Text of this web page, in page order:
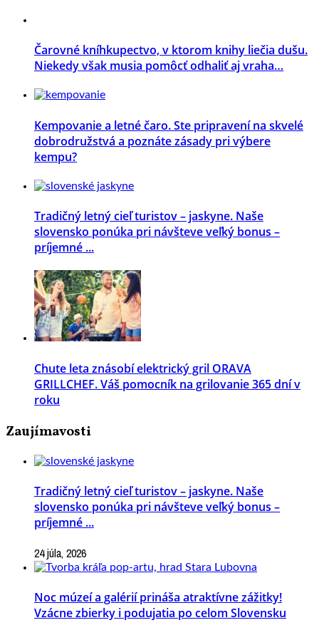
Čarovné kníhkupectvo, v ktorom knihy liečia dušu.
Niekedy však musia pomôcť odhaliť aj vraha…
Kempovanie a letné čaro. Ste pripravení na skvelé
dobrodružstvá a poznáte zásady pri výbere
kempu?
Tradičný letný cieľ turistov – jaskyne. Naše
slovensko ponúka pri návšteve veľký bonus –
príjemné ...
Chute leta znásobí elektrický gril ORAVA
GRILLCHEF. Váš pomocník na grilovanie 365 dní v
roku
Zaujímavosti
Tradičný letný cieľ turistov – jaskyne. Naše
slovensko ponúka pri návšteve veľký bonus –
príjemné ...
24 júla, 2026
Noc múzeí a galérií prináša atraktívne zážitky!
Vzácne zbierky i podujatia po celom Slovensku